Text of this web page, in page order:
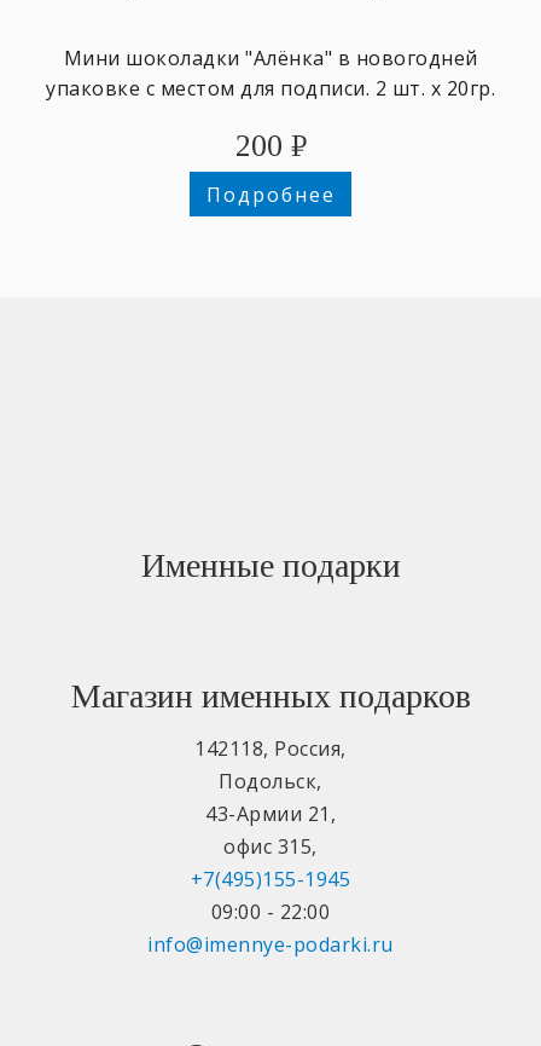
Мини шоколадки "Алёнка" в новогодней
упаковке с местом для подписи. 2 шт. х 20гр.
200 ₽
Подробнее
Именные подарки
Магазин именных подарков
142118, Россия,
Подольск,
43-Армии 21 ,
офис 315,
+7(495)155-1945
09:00 - 22:00
info@imennye-podarki.ru